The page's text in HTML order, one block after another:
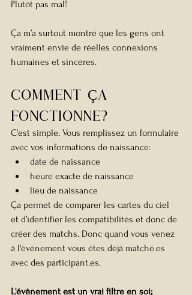
Plutôt pas mal!
Ça m’a surtout montré que les gens ont
vraiment envie de réelles connexions
humaines et sincères.
Comment Ça
fonctionne?
C'est simple. Vous remplissez un formulaire
avec vos informations de naissance:
date de naissance
heure exacte de naissance
lieu de naissance
Ça permet de comparer les cartes du ciel
et d’identifier les compatibilités et donc de
créer des matchs. Donc quand vous venez
à l'évènement vous êtes déjà matché.es
avec des participant.es.
L'évènement est un vrai filtre en soi;